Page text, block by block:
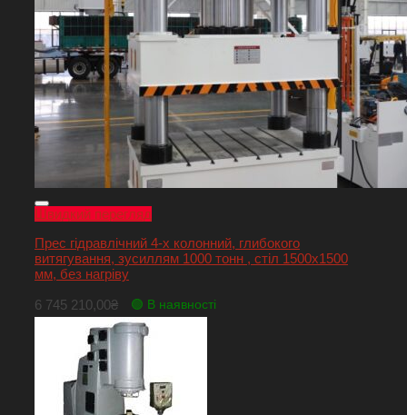
Швидкий перегляд
Прес гідравлічний 4-х колонний, глибокого
витягування, зусиллям 1000 тонн , стіл 1500х1500
мм, без нагріву
6 745 210,00₴ 🟢 В наявності